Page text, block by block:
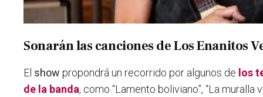
Sonarán las canciones de Los Enanitos
El showpropondrá un recorrido por algunos de los
de la banda, como “Lamento boliviano”, “La muralla